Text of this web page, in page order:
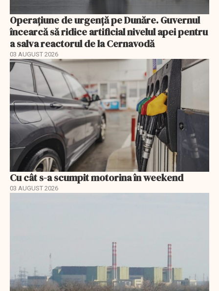
Operațiune de urgență pe Dunăre. Guvernul
încearcă să ridice artificial nivelul apei pentru
a salva reactorul de la Cernavodă
03 AUGUST 2026
Cu cât s-a scumpit motorina în weekend
03 AUGUST 2026